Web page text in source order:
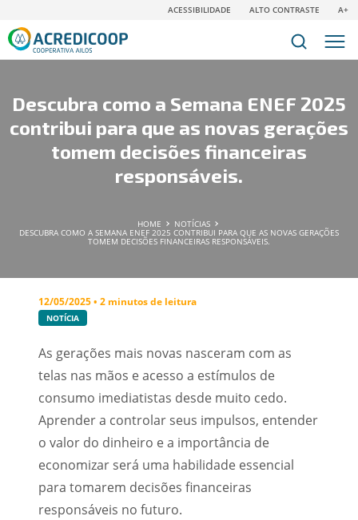
ACESSIBILIDADE ALTO CONTRASTE A+
Descubra como a Semana ENEF 2025
contribui para que as novas gerações
tomem decisões financeiras
responsáveis.
HOME
NOTÍCIAS
DESCUBRA COMO A SEMANA ENEF 2025 CONTRIBUI PARA QUE AS NOVAS GERAÇÕES
TOMEM DECISÕES FINANCEIRAS RESPONSÁVEIS.
12/05/2025 • 2 minutos de leitura
NOTÍCIA
As gerações mais novas nasceram com as
telas nas mãos e acesso a estímulos de
consumo imediatistas desde muito cedo.
Aprender a controlar seus impulsos, entender
o valor do dinheiro e a importância de
economizar será uma habilidade essencial
para tomarem decisões financeiras
responsáveis no futuro.